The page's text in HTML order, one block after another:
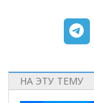
НА ЭТУ ТЕМУ